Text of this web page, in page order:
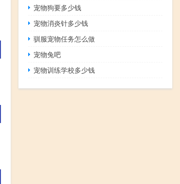
宠物狗要多少钱
宠物消炎针多少钱
驯服宠物任务怎么做
宠物兔吧
宠物训练学校多少钱